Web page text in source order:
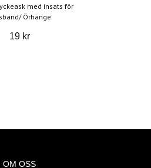
med insats för
Örhänge
19 kr
OM OSS